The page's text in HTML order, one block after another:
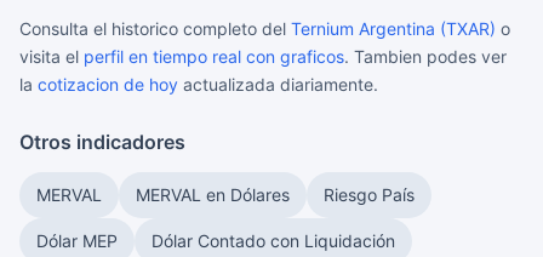
Consulta el historico completo del Ternium Argentina (TXAR) o
visita el perfil en tiempo real con graficos. Tambien podes ver
la cotizacion de hoy actualizada diariamente.
Otros indicadores
MERVAL MERVAL en Dólares Riesgo País
Dólar MEP Dólar Contado con Liquidación